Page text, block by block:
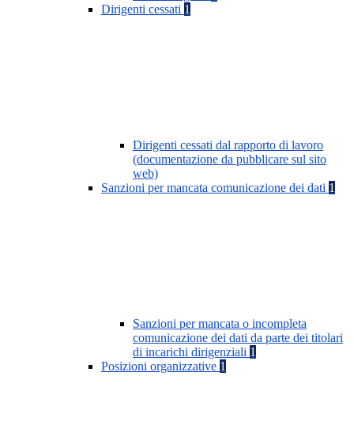
Dirigenti cessati 1
Dirigenti cessati dal rapporto di lavoro
(documentazione da pubblicare sul sito
web)
Sanzioni per mancata comunicazione dei dati 1
Sanzioni per mancata o incompleta
comunicazione dei dati da parte dei titolari
di incarichi dirigenziali 1
Posizioni organizzative 1